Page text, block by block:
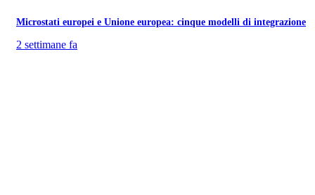
Microstati europei e Unione europea: cinque modelli di integrazione
2 settimane fa